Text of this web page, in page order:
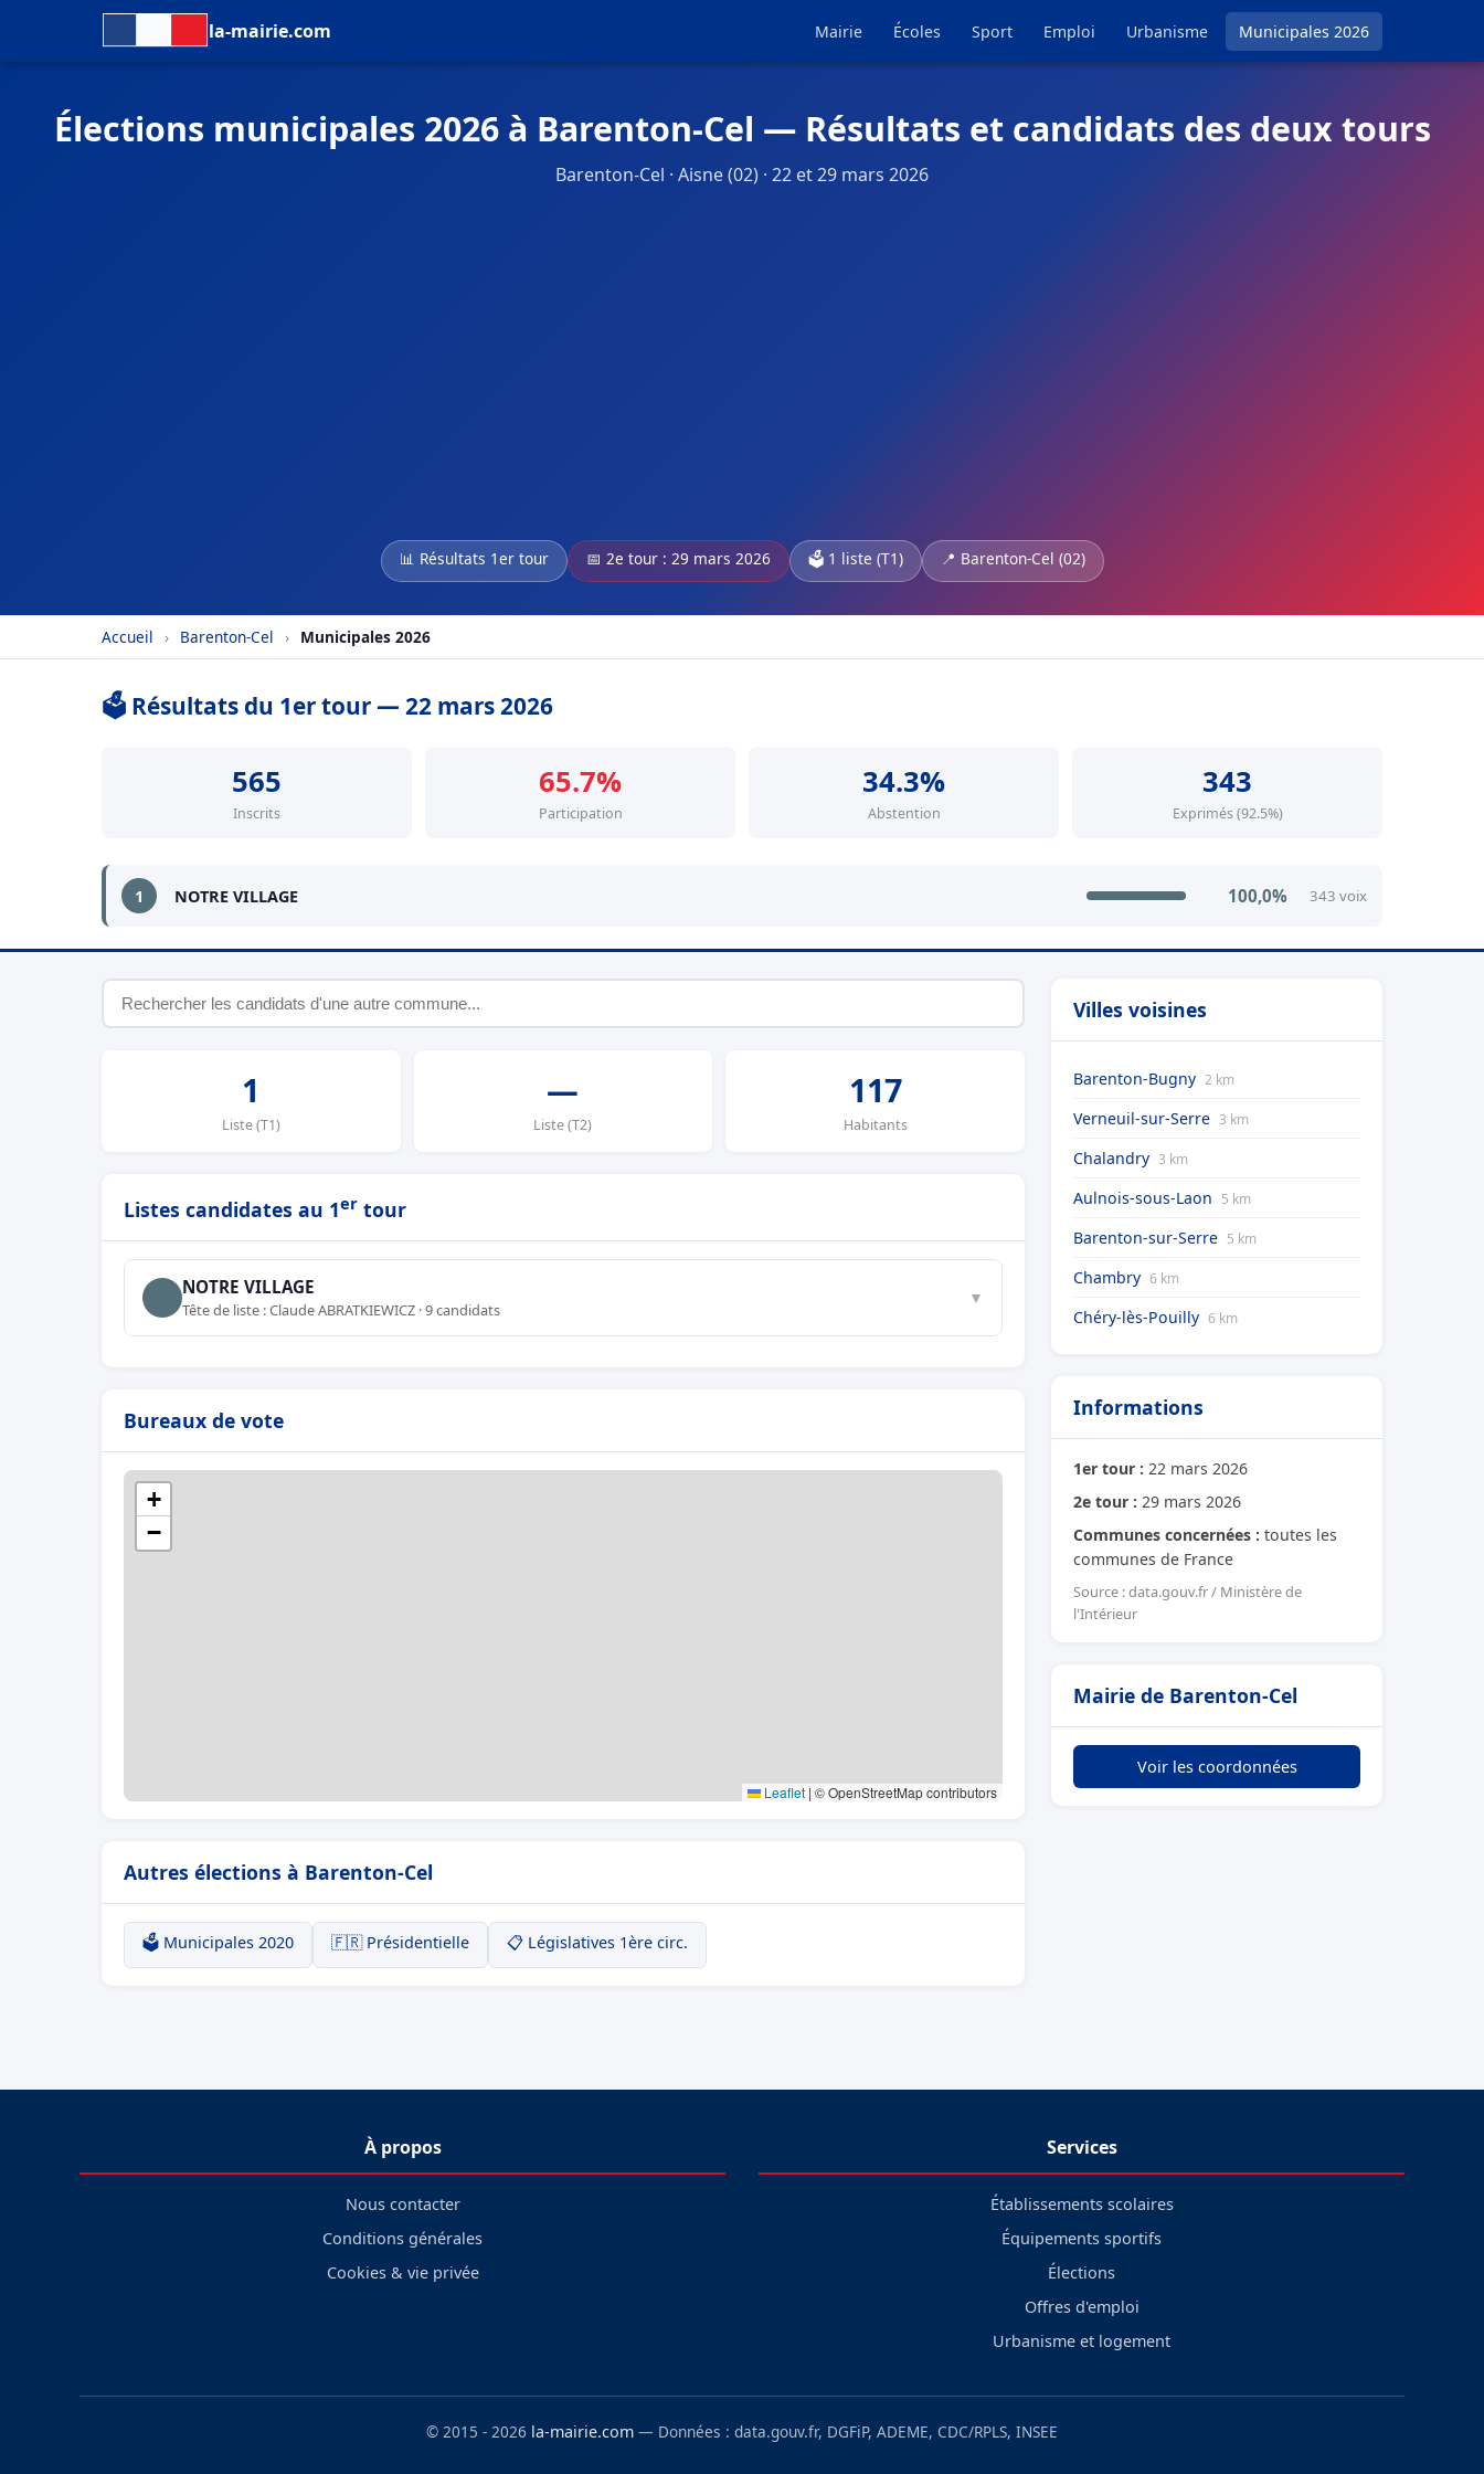
la-mairie.com Mairie Écoles Sport Emploi Urbanisme Municipales 2026
Élections municipales 2026 à Barenton-Cel — Résultats et candidats des deux tours
Barenton-Cel · Aisne (02) · 22 et 29 mars 2026
📊 Résultats 1er tour 📅 2e tour : 29 mars 2026 🗳️ 1 liste (T1) 📍 Barenton-Cel (02)
Accueil › Barenton-Cel › Municipales 2026
🗳️ Résultats du 1er tour — 22 mars 2026
565
Inscrits
65.7%
Participation
34.3%
Abstention
343
Exprimés (92.5%)
1 NOTRE VILLAGE 100,0% 343 voix
1
Liste (T1)
—
Liste (T2)
117
Habitants
Listes candidates au 1er tour
NOTRE VILLAGE
Tête de liste : Claude ABRATKIEWICZ · 9 candidats
▼
Bureaux de vote
+
−
Leaflet | © OpenStreetMap contributors
Autres élections à Barenton-Cel
🗳️ Municipales 2020 🇫🇷 Présidentielle 📋 Législatives 1ère circ.
Villes voisines
Barenton-Bugny 2 km
Verneuil-sur-Serre 3 km
Chalandry 3 km
Aulnois-sous-Laon 5 km
Barenton-sur-Serre 5 km
Chambry 6 km
Chéry-lès-Pouilly 6 km
Informations
1er tour : 22 mars 2026
2e tour : 29 mars 2026
Communes concernées : toutes les
communes de France
Source : data.gouv.fr / Ministère de
l'Intérieur
Mairie de Barenton-Cel
Voir les coordonnées
À propos
Nous contacter
Conditions générales
Cookies & vie privée
Services
Établissements scolaires
Équipements sportifs
Élections
Offres d'emploi
Urbanisme et logement
© 2015 - 2026 la-mairie.com — Données : data.gouv.fr, DGFiP, ADEME, CDC/RPLS, INSEE